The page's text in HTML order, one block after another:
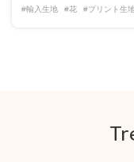
#輸入生地 #花 #プリント生